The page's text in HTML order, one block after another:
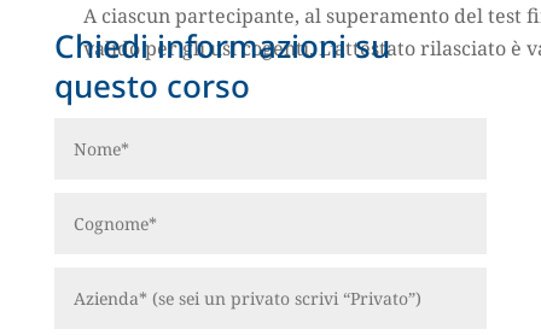
A ciascun partecipante, al superamento del
valido per gli usi cogenti. L’attestato rilasciato
Chiedi informazioni su
questo corso